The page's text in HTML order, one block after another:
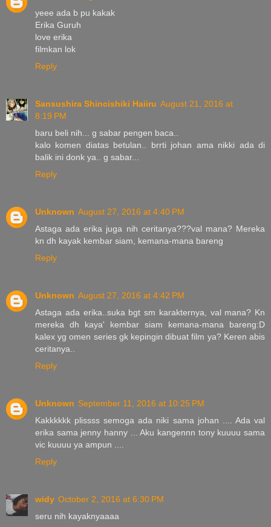
yeee ada b pu kakak
Erika Guruh
love erika
filmkan lok
Reply
Sansushira Shincishiki Haiiru August 21, 2016 at
8:19 PM
baru beli nih... g sabar pengen baca..
kalo komen diatas betulan.. brrti johan ama nikki ada di
balik ini donk ya.. g sabar...
Reply
Unknown August 27, 2016 at 4:40 PM
Astaga ada erika juga nih ceritanya???val mana? Mereka
kn dh kayak kembar siam, kemana-mana bareng
Reply
Unknown August 27, 2016 at 4:42 PM
Astaga ada erika..suka bgt sm karakternya, val mana? Kn
mereka dh kaya' kembar siam kemana-mana bareng:D
kalex yg omen series gk kepingin dibuat film ya? Keren abis
ceritanya..
Reply
Unknown September 11, 2016 at 10:25 PM
Kakkkkkk plissss semoga ada niki sama johan .... Ada val
erika sama jenny hanny ... Aku kangennn tony kuuuu sama
vic kuuuu ya ampun ....
Reply
widy October 2, 2016 at 6:30 PM
seru nih kayaknyaaaa